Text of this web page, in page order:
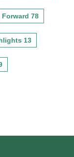
Forward 78
13